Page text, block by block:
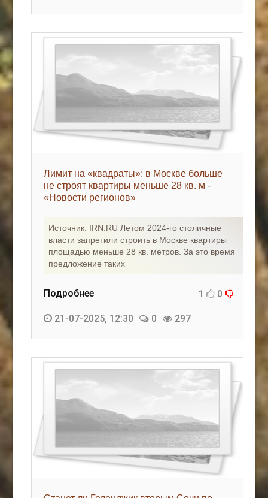
Лимит на «квадраты»: в Москве больше
не строят квартиры меньше 28 кв. м -
«Новости регионов»
Источник: IRN.RU Летом 2024-го столичные
власти запретили строить в Москве квартиры
площадью меньше 28 кв. метров. За это время
предложение таких
Подробнее 1 0
21-07-2025, 12:30 0 297